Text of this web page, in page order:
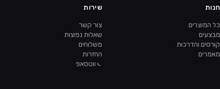
חנות
כל המוצרים
מבצעים
קורסים והדרכות
מאמרים
שירות
צור קשר
שאלות נפוצות
משלוחים
החזרות
ווטסאפ